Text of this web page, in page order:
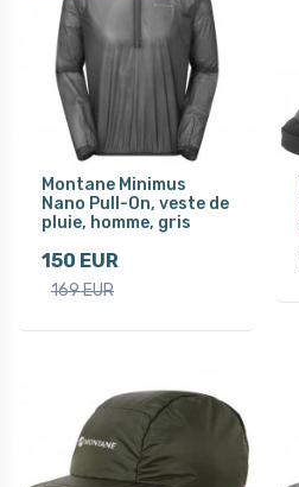
Montane Minimus
Nano Pull-On, veste de
pluie, homme, gris
150 EUR
169 EUR